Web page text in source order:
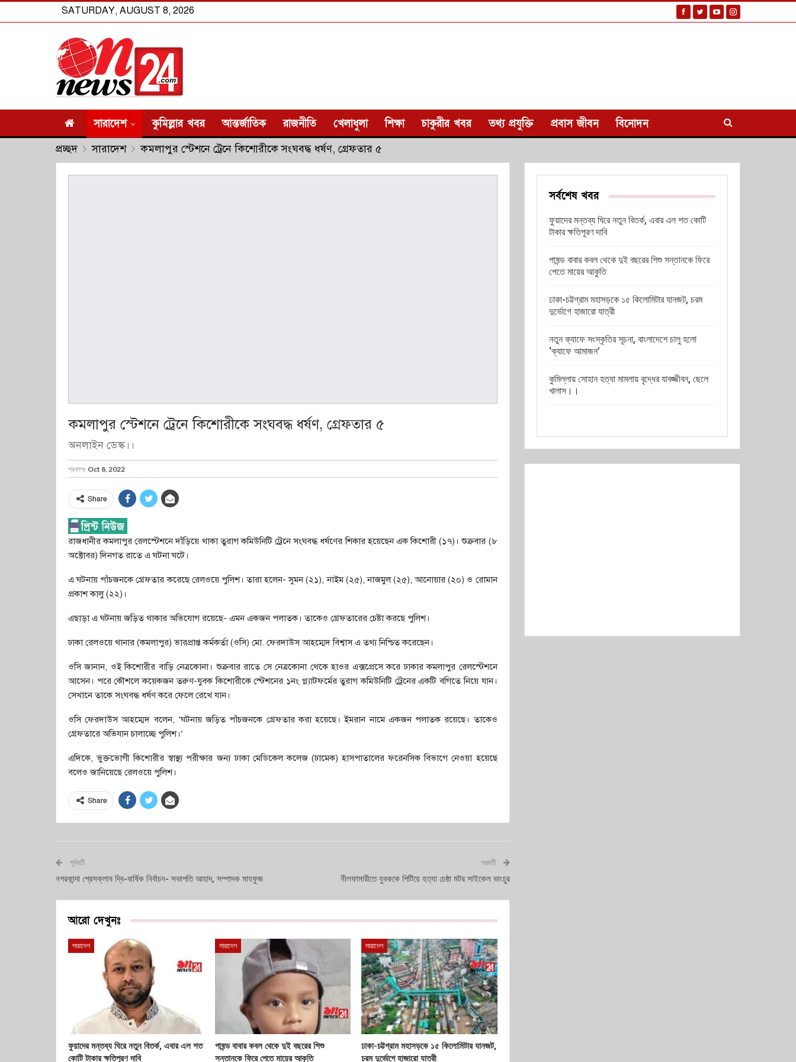
SATURDAY, AUGUST 8, 2026
সারাদেশ কুমিল্লার খবর আন্তর্জাতিক রাজনীতি খেলাধুলা শিক্ষা চাকুরীর খবর তথ্য প্রযুক্তি প্রবাস জীবন বিনোদন
প্রচ্ছদ সারাদেশ কমলাপুর স্টেশনে ট্রেনে কিশোরীকে সংঘবদ্ধ ধর্ষণ, গ্রেফতার ৫
কমলাপুর স্টেশনে ট্রেনে কিশোরীকে সংঘবদ্ধ ধর্ষণ, গ্রেফতার ৫
অনলাইন ডেস্ক।।
প্রকাশঃ Oct 8, 2022
Share
রাজধানীর কমলাপুর রেলস্টেশনে দাঁড়িয়ে থাকা তুরাগ কমিউনিটি ট্রেনে সংঘবদ্ধ ধর্ষণের শিকার হয়েছেন এক কিশোরী (১৭)। শুক্রবার (৮
অক্টোবর) দিনগত রাতে এ ঘটনা ঘটে।
এ ঘটনায় পাঁচজনকে গ্রেফতার করেছে রেলওয়ে পুলিশ। তারা হলেন- সুমন (২১), নাইম (২৫), নাজমুল (২৫), আনোয়ার (২০) ও রোমান
প্রকাশ কালু (২২)।
এছাড়া এ ঘটনায় জড়িত থাকার অভিযোগ রয়েছে- এমন একজন পলাতক। তাকেও গ্রেফতারের চেষ্টা করছে পুলিশ।
ঢাকা রেলওয়ে থানার (কমলাপুর) ভারপ্রাপ্ত কর্মকর্তা (ওসি) মো. ফেরদাউস আহম্মেদ বিশ্বাস এ তথ্য নিশ্চিত করেছেন।
ওসি জানান, ওই কিশোরীর বাড়ি নেত্রকোনা। শুক্রবার রাতে সে নেত্রকোনা থেকে হাওর এক্সপ্রেসে করে ঢাকার কমলাপুর রেলস্টেশনে
আসেন। পরে কৌশলে কয়েকজন তরুণ-যুবক কিশোরীকে স্টেশনের ১নং প্ল্যাটফর্মের তুরাগ কমিউনিটি ট্রেনের একটি বগিতে নিয়ে যান।
সেখানে তাকে সংঘবদ্ধ ধর্ষণ করে ফেলে রেখে যান।
ওসি ফেরদাউস আহম্মেদ বলেন, ‘ঘটনায় জড়িত পাঁচজনকে গ্রেফতার করা হয়েছে। ইমরান নামে একজন পলাতক রয়েছে। তাকেও
গ্রেফতারে অভিযান চালাচ্ছে পুলিশ।’
এদিকে, ভুক্তভোগী কিশোরীর স্বাস্থ্য পরীক্ষার জন্য ঢাকা মেডিকেল কলেজ (ঢামেক) হাসপাতালের ফরেনসিক বিভাগে নেওয়া হয়েছে
বলেও জানিয়েছে রেলওয়ে পুলিশ।
Share
পূর্ববর্তী
নগরকান্দা প্রেসক্লাব দ্বি-বার্ষিক নির্বাচন- সভাপতি আহাদ, সম্পাদক মাহফুজ
পরবর্তী
নীলফামারীতে যুবককে পিটিয়ে হত্যা চেষ্ঠা মটর সাইকেল ভাংচুর
আরো দেখুনঃ
সারাদেশ
ফুয়াদের মন্তব্য ঘিরে নতুন বিতর্ক, এবার এল শত
কোটি টাকার ক্ষতিপূরণ দাবি
সারাদেশ
পাষন্ড বাবার কবল থেকে দুই বছরের শিশু
সন্তানকে ফিরে পেতে মায়ের আকুতি
সারাদেশ
ঢাকা-চট্টগ্রাম মহাসড়কে ১৫ কিলোমিটার যানজট,
চরম দুর্ভোগে হাজারো যাত্রী
সর্বশেষ খবর
ফুয়াদের মন্তব্য ঘিরে নতুন বিতর্ক, এবার এল শত কোটি
টাকার ক্ষতিপূরণ দাবি
পাষন্ড বাবার কবল থেকে দুই বছরের শিশু সন্তানকে ফিরে
পেতে মায়ের আকুতি
ঢাকা-চট্টগ্রাম মহাসড়কে ১৫ কিলোমিটার যানজট, চরম
দুর্ভোগে হাজারো যাত্রী
নতুন ক্যাফে সংস্কৃতির সূচনা, বাংলাদেশে চালু হলো
‘ক্যাফে আমাজন’
কুমিল্লায় সোহান হত্যা মামলায় বৃদ্ধের যাবজ্জীবন, ছেলে
খালাস।।